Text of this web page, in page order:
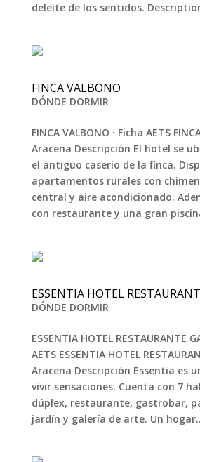
deleite de los sentidos.
FINCA VALBONO
DÓNDE DORMIR
FINCA VALBONO · Ficha AETS
Aracena Descripción El hotel se
el antiguo caserío de la finca.
apartamentos rurales con
central y aire acondicionado.
con restaurante y una gran
ESSENTIA HOTEL
DÓNDE DORMIR
ESSENTIA HOTEL RESTAURANTE
AETS ESSENTIA HOTEL
Aracena Descripción Essentia es
vivir sensaciones. Cuenta con 7
dúplex, restaurante, gastrobar,
jardín y galería de arte. Un